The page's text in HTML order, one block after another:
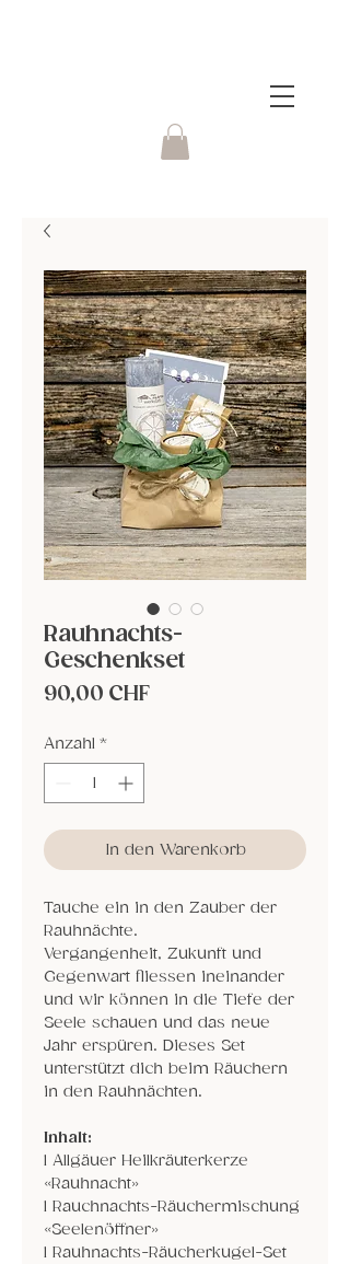
Rauhnachts-
Geschenkset
90,00 CHFPreis
Anzahl *
In den Warenkorb
Tauche ein in den Zauber der
Rauhnächte.
Vergangenheit, Zukunft und
Gegenwart fliessen ineinander
und wir können in die Tiefe der
Seele schauen und das neue
Jahr erspüren. Dieses Set
unterstützt dich beim Räuchern
in den Rauhnächten.
Inhalt:
1 Allgäuer Heilkräuterkerze
«Rauhnacht»
1 Rauchnachts-Räuchermischung
«Seelenöffner»
1 Rauhnachts-Räucherkugel-Set